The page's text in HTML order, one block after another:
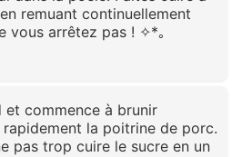
remuant continuellement
vous arrêtez pas ! ✧*｡
et commence à brunir
la poitrine de porc.
pas trop cuire le sucre en un